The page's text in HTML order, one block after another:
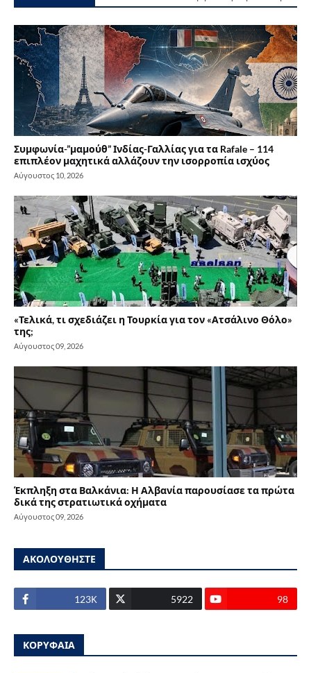
Συμφωνία-”μαμούθ” Ινδίας-Γαλλίας για τα Rafale – 114
επιπλέον μαχητικά αλλάζουν την ισορροπία ισχύος
Αύγουστος 10, 2026
«Τελικά, τι σχεδιάζει η Τουρκία για τον «Ατσάλινο Θόλο»
της;
Αύγουστος 09, 2026
Έκπληξη στα Βαλκάνια: Η Αλβανία παρουσίασε τα πρώτα
δικά της στρατιωτικά οχήματα
Αύγουστος 09, 2026
ΑΚΟΛΟΥΘΗΣΤΕ
123Κ 5922 98
ΚΟΡΥΦΑΙΑ